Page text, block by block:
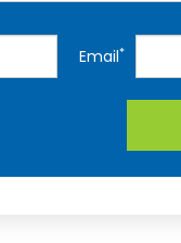
Email*